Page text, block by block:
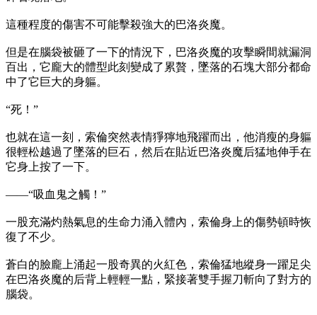
這種程度的傷害不可能擊殺強大的巴洛炎魔。
但是在腦袋被砸了一下的情況下，巴洛炎魔的攻擊瞬間就漏洞
百出，它龐大的體型此刻變成了累贅，墜落的石塊大部分都命
中了它巨大的身軀。
“死！”
也就在這一刻，索倫突然表情猙獰地飛躍而出，他消瘦的身軀
很輕松越過了墜落的巨石，然后在貼近巴洛炎魔后猛地伸手在
它身上按了一下。
——“吸血鬼之觸！”
一股充滿灼熱氣息的生命力涌入體內，索倫身上的傷勢頓時恢
復了不少。
蒼白的臉龐上涌起一股奇異的火紅色，索倫猛地縱身一躍足尖
在巴洛炎魔的后背上輕輕一點，緊接著雙手握刀斬向了對方的
腦袋。